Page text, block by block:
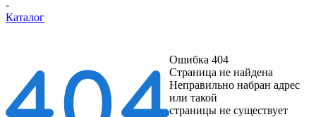
-
Каталог
Ошибка 404
Страница не найдена
Неправильно набран адрес
или такой
страницы не существует